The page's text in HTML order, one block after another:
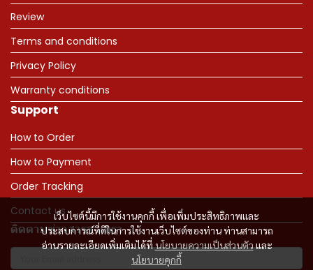
เว็บไซต์นี้มีการใช้งานคุกกี้ เพื่อเพิ่มประสิทธิภาพและ
ประสบการณ์ที่ดีในการใช้งานเว็บไซต์ของท่าน ท่านสามารถ
อ่านรายละเอียดเพิ่มเติมได้ที่นโยบายความเป็นส่วนตัวและ
นโยบายคุกกี้
Review
Terms and conditions
Privacy Policy
Warranty conditions
Support
How to Order
How to Payment
Order Tracking
Contact us
ติดตามข่าวสารจากเรา